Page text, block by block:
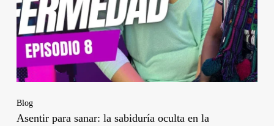
Blog
Asentir para sanar: la sabiduría oculta en la